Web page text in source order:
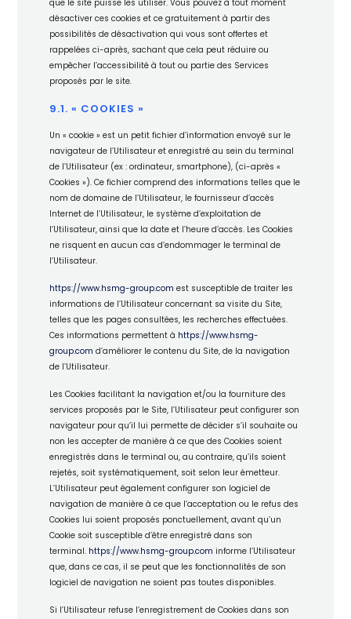
que le site puisse les utiliser. Vous pouvez à tout moment
désactiver ces cookies et ce gratuitement à partir des
possibilités de désactivation qui vous sont offertes et
rappelées ci-après, sachant que cela peut réduire ou
empêcher l’accessibilité à tout ou partie des Services
proposés par le site.
9.1. « COOKIES »
Un « cookie » est un petit fichier d’information envoyé sur le
navigateur de l’Utilisateur et enregistré au sein du terminal
de l’Utilisateur (ex : ordinateur, smartphone), (ci-après «
Cookies »). Ce fichier comprend des informations telles que le
nom de domaine de l’Utilisateur, le fournisseur d’accès
Internet de l’Utilisateur, le système d’exploitation de
l’Utilisateur, ainsi que la date et l’heure d’accès. Les Cookies
ne risquent en aucun cas d’endommager le terminal de
l’Utilisateur.
https://www.hsmg-group.com est susceptible de traiter les
informations de l’Utilisateur concernant sa visite du Site,
telles que les pages consultées, les recherches effectuées.
Ces informations permettent à https://www.hsmg-
group.com d’améliorer le contenu du Site, de la navigation
de l’Utilisateur.
Les Cookies facilitant la navigation et/ou la fourniture des
services proposés par le Site, l’Utilisateur peut configurer son
navigateur pour qu’il lui permette de décider s’il souhaite ou
non les accepter de manière à ce que des Cookies soient
enregistrés dans le terminal ou, au contraire, qu’ils soient
rejetés, soit systématiquement, soit selon leur émetteur.
L’Utilisateur peut également configurer son logiciel de
navigation de manière à ce que l’acceptation ou le refus des
Cookies lui soient proposés ponctuellement, avant qu’un
Cookie soit susceptible d’être enregistré dans son
terminal. https://www.hsmg-group.com informe l’Utilisateur
que, dans ce cas, il se peut que les fonctionnalités de son
logiciel de navigation ne soient pas toutes disponibles.
Si l’Utilisateur refuse l’enregistrement de Cookies dans son